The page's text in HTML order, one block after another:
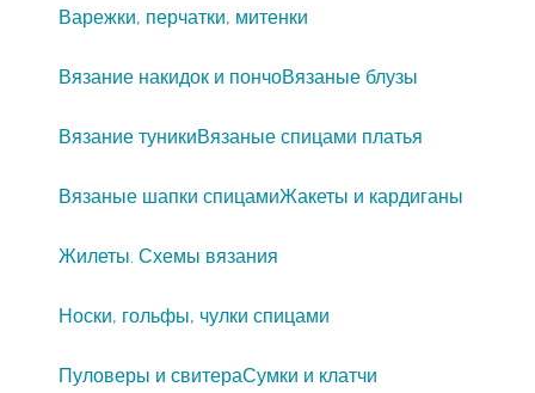
Варежки, перчатки, митенки
Вязание накидок и пончоВязаные блузы
Вязание туникиВязаные спицами платья
Вязаные шапки спицамиЖакеты и кардиганы
Жилеты. Схемы вязания
Носки, гольфы, чулки спицами
Пуловеры и свитераСумки и клатчи